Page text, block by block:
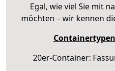
Egal, wie viel Sie mit
möchten – wir kennen
20er-Container: